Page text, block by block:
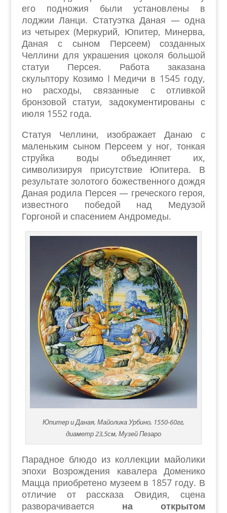
его подножия были установлены в
лоджии Ланци. Статуэтка Даная — одна
из четырех (Меркурий, Юпитер, Минерва,
Даная с сыном Персеем) созданных
Челлини для украшения цоколя большой
статуи Персея. Работа заказана
скульптору Козимо I Медичи в 1545 году,
но расходы, связанные с отливкой
бронзовой статуи, задокументированы с
июля 1552 года.
Статуя Челлини, изображает Данаю с
маленьким сыном Персеем у ног, тонкая
струйка воды объединяет их,
символизируя присутствие Юпитера. В
результате золотого божественного дождя
Даная родила Персея — греческого героя,
известного победой над Медузой
Горгоной и спасением Андромеды.
Юпитер и Даная, Майолика Урбино, 1550-60гг,
диаметр 23,5см, Музей Пезаро
Парадное блюдо из коллекции майолики
эпохи Возрождения кавалера Доменико
Мацца приобретено музеем в 1857 году. В
отличие от рассказа Овидия, сцена
разворачивается на открытом